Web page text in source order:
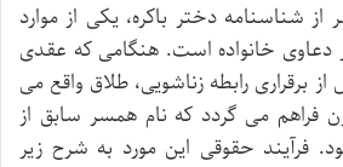
شناسنامه دختر باکره، یکی از موارد
دعاوی خانواده است. هنگامی که عقدی
برقراری رابطه زناشویی، طلاق واقع می
فراهم می گردد که نام همسر سابق از
فرآیند حقوقی این مورد به شرح زیر